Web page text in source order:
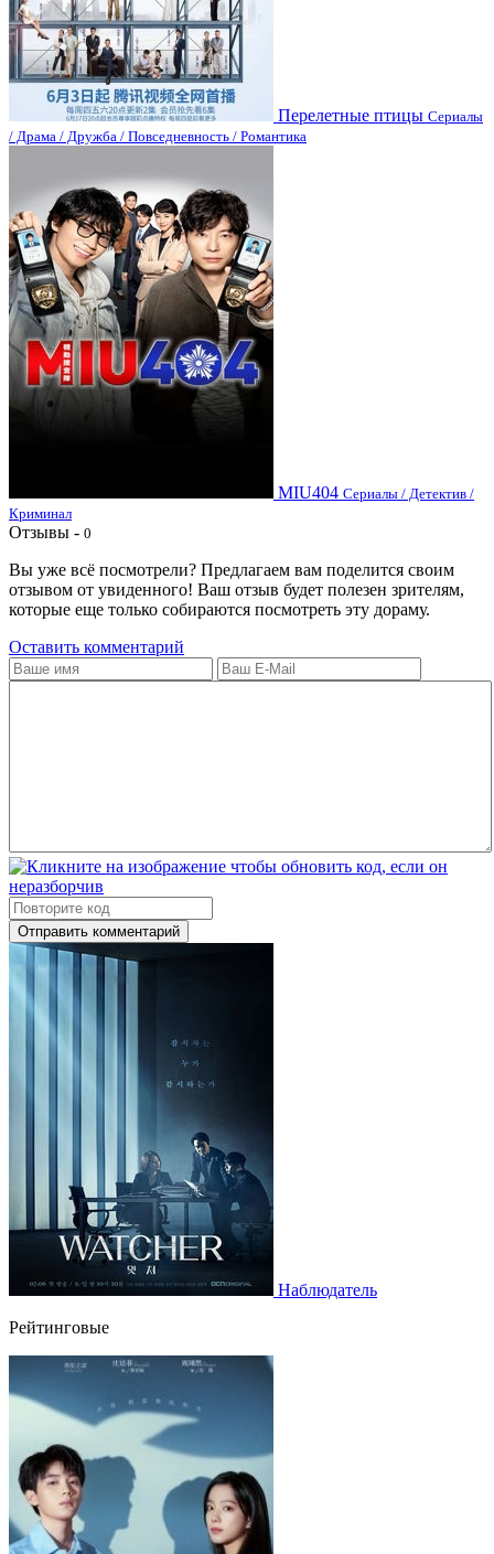
Перелетные птицы Сериалы
/ Драма / Дружба / Повседневность / Романтика
MIU404 Сериалы / Детектив /
Криминал
Отзывы - 0
Вы уже всё посмотрели? Предлагаем вам поделится своим
отзывом от увиденного! Ваш отзыв будет полезен зрителям,
которые еще только собираются посмотреть эту дораму.
Оставить комментарий
Отправить комментарий
Наблюдатель
Рейтинговые